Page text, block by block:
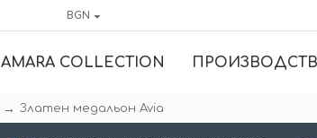
BGN
AMARA COLLECTION
Златен медальон Avia